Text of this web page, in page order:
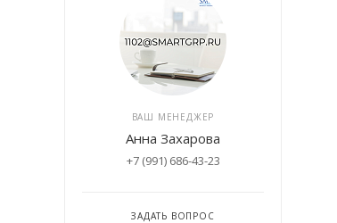
ВАШ МЕНЕДЖЕР
Анна Захарова
+7 (991) 686-43-23
ЗАДАТЬ ВОПРОС